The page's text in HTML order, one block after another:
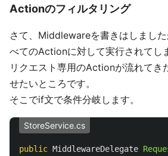
Actionのフィルタリング
さて、Middlewareを書きはしまし
べてのActionに対して実行されてし
リクエスト専用のActionが流れてき
せたいところです。
そこでif文で条件分岐します。
StoreService.cs
public MiddlewareDelegate